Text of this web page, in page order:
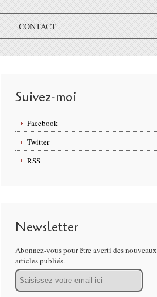
CONTACT
Suivez-moi
Facebook
Twitter
RSS
Newsletter
Abonnez-vous pour être averti des nouveaux
articles publiés.
Email